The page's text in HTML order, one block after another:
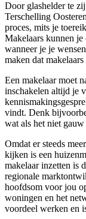
Door glashelder te
Terschelling
proces, mits je
Makelaars kunnen
wanneer je je
maken dat
Een makelaar moet
inschakelen altijd je
vindt. Denk
wat als het niet
Omdat er steeds
kijken is een
makelaar inzetten is
regionale
hoofdsom voor jou
woningen en het
voordeel werken en